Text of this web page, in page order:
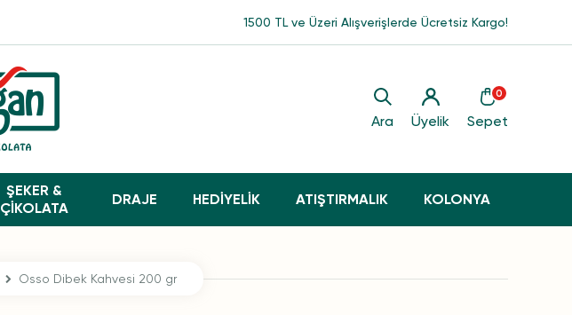
Ara Üyelik
0
Sepet
ŞEKER &
ÇİKOLATA
DRAJE HEDİYELİK ATIŞTIRMALIK KOLONYA
1500 TL ve Üzeri Alışverişlerde Ücretsiz Kargo!
Osso Dibek Kahvesi 200 gr